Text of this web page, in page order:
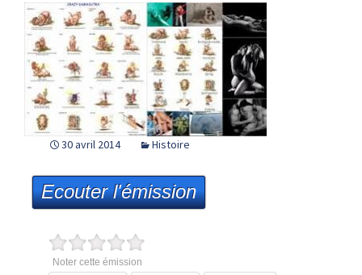
30 avril 2014 Histoire
Ecouter l'émission
Noter cette émission